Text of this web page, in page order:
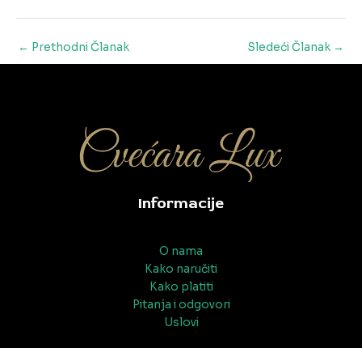
Post
← Prethodni Članak Sledeći Članak →
Informacije
O nama
Kako naručiti
Kako platiti
Pitanja i odgovori
Uslovi